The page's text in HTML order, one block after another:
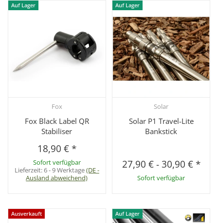
Auf Lager
Fox
Fox Black Label QR
Stabiliser
18,90 € *
Sofort verfügbar
Lieferzeit:6 - 9 Werktage(DE -
Ausland abweichend)
Auf Lager
Solar
Solar P1 Travel-Lite
Bankstick
27,90 €-30,90 € *
Sofort verfügbar
Ausverkauft Auf Lager